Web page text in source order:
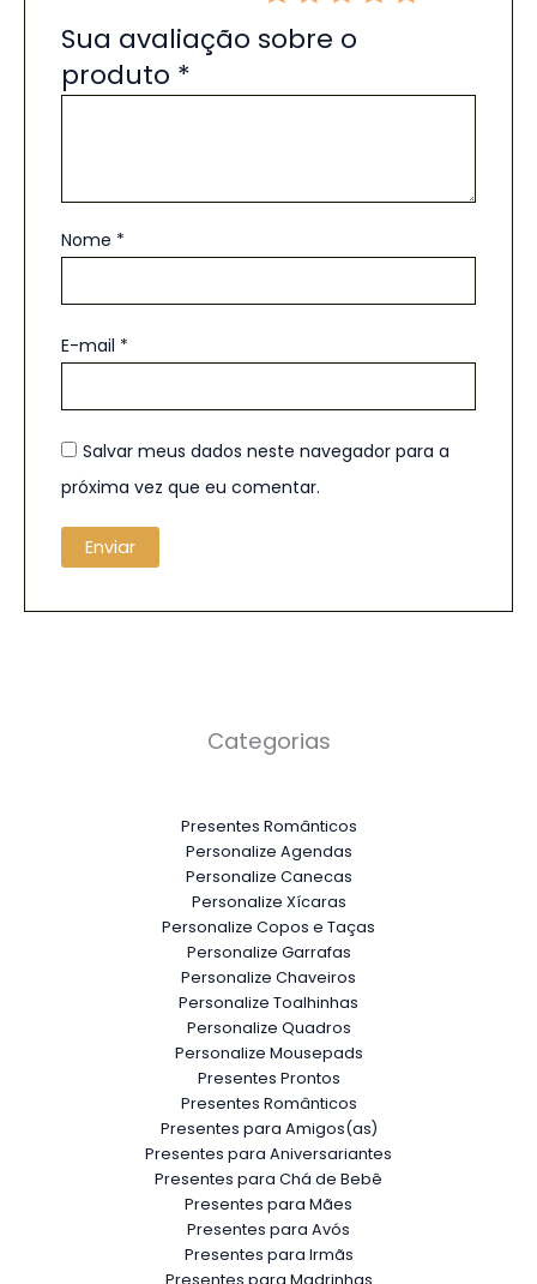
Sua avaliação sobre o
produto *
Nome *
E-mail *
Salvar meus dados neste navegador para a
próxima vez que eu comentar.
Categorias
Presentes Românticos
Personalize Agendas
Personalize Canecas
Personalize Xícaras
Personalize Copos e Taças
Personalize Garrafas
Personalize Chaveiros
Personalize Toalhinhas
Personalize Quadros
Personalize Mousepads
Presentes Prontos
Presentes Românticos
Presentes para Amigos(as)
Presentes para Aniversariantes
Presentes para Chá de Bebê
Presentes para Mães
Presentes para Avós
Presentes para Irmãs
Presentes para Madrinhas